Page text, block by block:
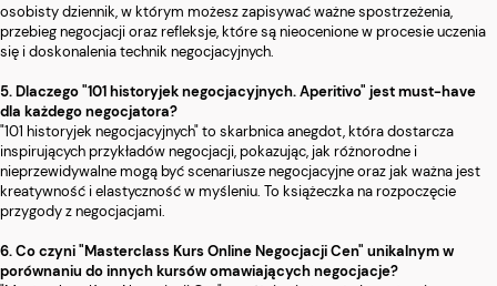
osobisty dziennik, w którym możesz zapisywać ważne spostrzeżenia,
przebieg negocjacji oraz refleksje, które są nieocenione w procesie uczenia
się i doskonalenia technik negocjacyjnych.
5. Dlaczego "101 historyjek negocjacyjnych. Aperitivo" jest must-have
dla każdego negocjatora?
"101 historyjek negocjacyjnych" to skarbnica anegdot, która dostarcza
inspirujących przykładów negocjacji, pokazując, jak różnorodne i
nieprzewidywalne mogą być scenariusze negocjacyjne oraz jak ważna jest
kreatywność i elastyczność w myśleniu. To książeczka na rozpoczęcie
przygody z negocjacjami.
6. Co czyni "Masterclass Kurs Online Negocjacji Cen" unikalnym w
porównaniu do innych kursów omawiających negocjacje?